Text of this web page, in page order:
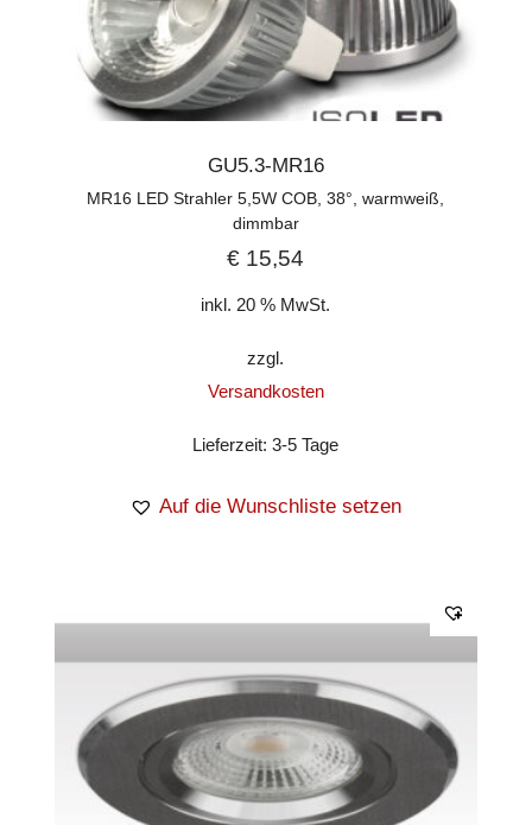
GU5.3-MR16
MR16 LED Strahler 5,5W COB, 38°, warmweiß,
dimmbar
€ 15,54
inkl. 20 % MwSt.
zzgl.
Versandkosten
Lieferzeit:3-5 Tage
Auf die Wunschliste setzen